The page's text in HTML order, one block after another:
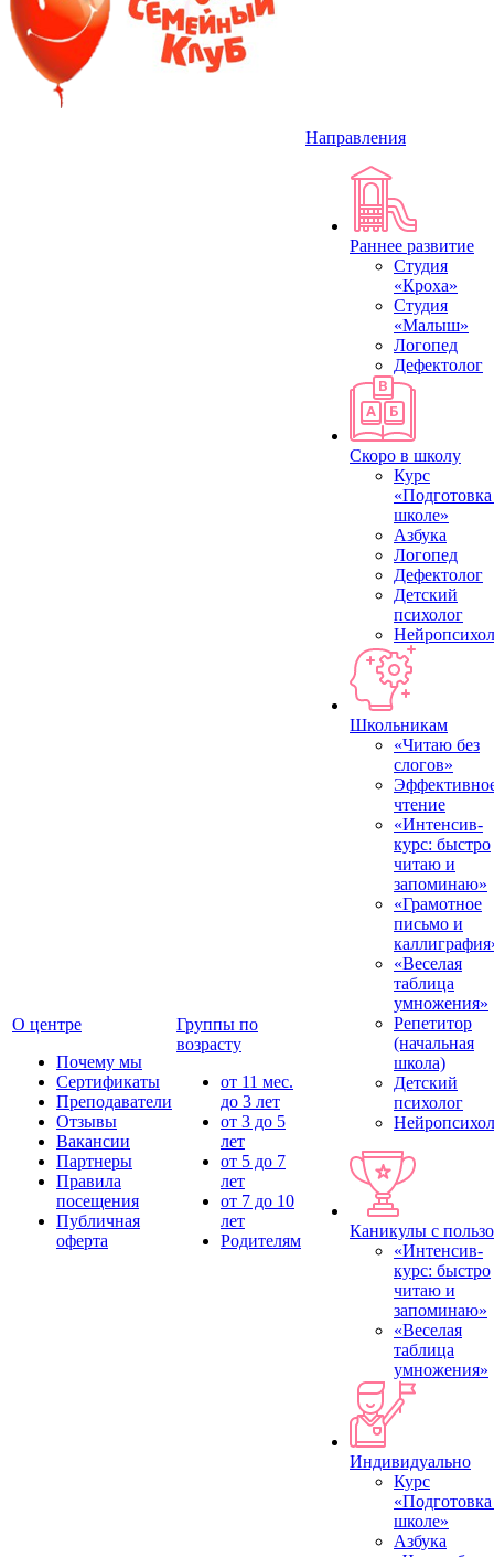
О центре
Почему мы
Сертификаты
Преподаватели
Отзывы
Вакансии
Партнеры
Правила
посещения
Публичная
оферта
Группы по
возрасту
от 11 мес.
до 3 лет
от 3 до 5
лет
от 5 до 7
лет
от 7 до 10
лет
Родителям
Направления
Раннее развитие
Студия
«Кроха»
Студия
«Малыш»
Логопед
Дефектолог
Скоро в школу
Курс
школе»
Азбука
Логопед
Дефектолог
Детский
психолог
Школьникам
«Читаю без
слогов»
чтение
«Интенсив-
курс: быстро
читаю и
запоминаю»
«Грамотное
письмо и
«Веселая
таблица
умножения»
Репетитор
(начальная
школа)
Детский
психолог
Каникулы с
«Интенсив-
курс: быстро
читаю и
запоминаю»
«Веселая
таблица
умножения»
Индивидуально
Курс
школе»
Азбука